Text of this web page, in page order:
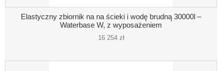
Elastyczny zbiornik na na ścieki i wodę brudną 30000l –
Waterbase W, z wyposażeniem
16 254 zł